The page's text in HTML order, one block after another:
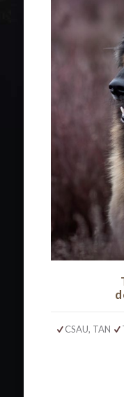
CSAU, TAN